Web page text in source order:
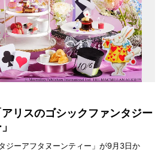
リスのゴシックファンタジー
ジーアフタヌーンティー」が9月3日か